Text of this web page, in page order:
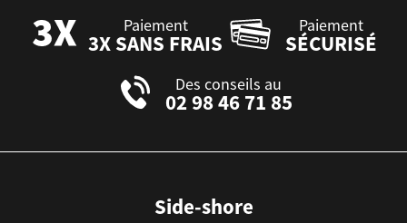
Paiement
3X SANS FRAIS
Paiement
SÉCURISÉ
Des conseils au
02 98 46 71 85
Side-shore